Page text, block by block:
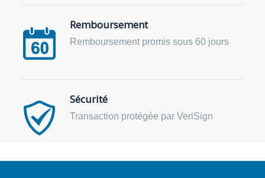
Remboursement
Remboursement promis sous 60 jours
Sécurité
Transaction protégée par VeriSign